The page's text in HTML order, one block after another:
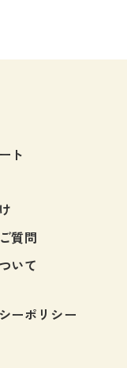
ト
質問
いて
ーポリシー